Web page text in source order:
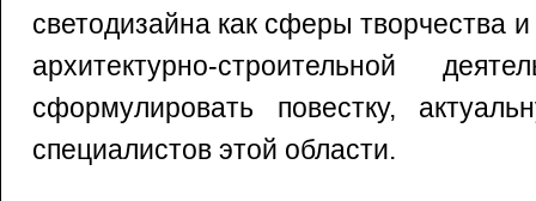
светодизайна как сферы творчества
архитектурно-строительной
сформулировать повестку,
специалистов этой области.